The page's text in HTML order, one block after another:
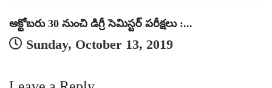
అక్టోబరు 30 నుంచి డిగ్రీ సెమిస్టర్‌ పరీక్షలు :...
Sunday, October 13, 2019